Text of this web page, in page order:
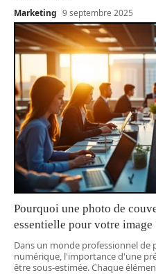
Marketing 9 septembre 2025
Pourquoi une photo de
essentielle pour votre image
Dans un monde professionnel de
numérique, l'importance d'une
être sous-estimée. Chaque